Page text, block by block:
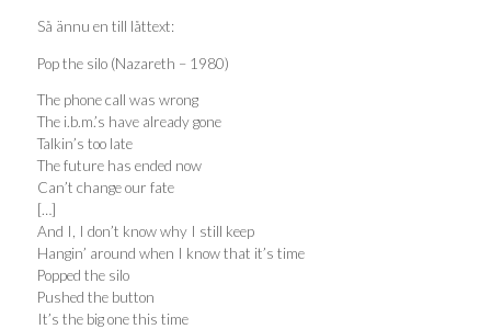
Så ännu en till låttext:
Pop the silo (Nazareth – 1980)
The phone call was wrong
The i.b.m.’s have already gone
Talkin’s too late
The future has ended now
Can’t change our fate
[…]
And I, I don’t know why I still keep
Hangin’ around when I know that it’s time
Popped the silo
Pushed the button
It’s the big one this time